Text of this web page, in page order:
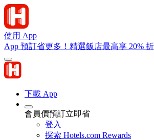
使用 App
App 預訂省更多！精選飯店最高享 20%
下載 App
會員價預訂立即省
登入
探索 Hotels.com Rewards